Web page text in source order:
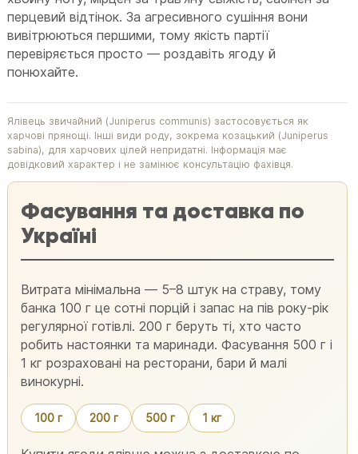
перцевий відтінок. За агресивного сушіння вони
вивітрюються першими, тому якість партії
перевіряється просто — роздавіть ягоду й
понюхайте.
Ялівець звичайний (Juniperus communis) застосовується як
харчові прянощі. Інші види роду, зокрема козацький (Juniperus
sabina), для харчових цілей непридатні. Інформація має
довідковий характер і не замінює консультацію фахівця.
Фасування та доставка по
Україні
Витрата мінімальна — 5–8 штук на страву, тому
банка 100 г це сотні порцій і запас на пів року-рік
регулярної готівлі. 200 г беруть ті, хто часто
робить настоянки та маринади. Фасування 500 г і
1 кг розраховані на ресторани, бари й малі
винокурні.
100 г 200 г 500 г 1 кг